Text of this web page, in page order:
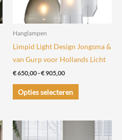
worden
op
Hanglampen
Limpid Light Design Jongsma &
van Gurp voor Hollands Licht
€650,00-€905,00Prijsklasse:
€ 905,00
Opties selecteren
Dit
product
meerdere
variaties.